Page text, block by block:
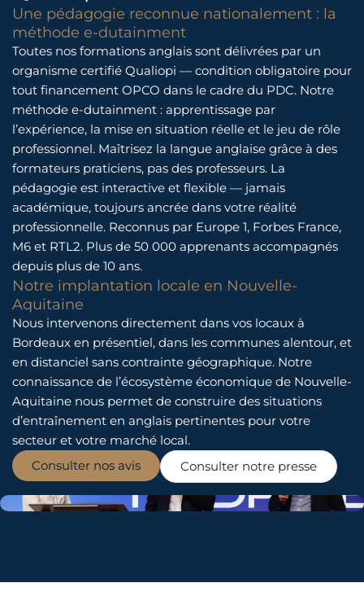
Une pédagogie reconnue nationalement : la
méthode e-dutainment
Toutes nos formations anglais sont délivrées par un
organisme certifié Qualiopi — condition obligatoire pour
tout financement OPCO dans le cadre du PDC. Notre
méthode e-dutainment : apprentissage par
l’expérience, la mise en situation réelle et le jeu de rôle
professionnel. Maîtrisez la langue anglaise grâce à des
formateurs praticiens, pas des professeurs. La
pédagogie est interactive et flexible — jamais
académique, toujours ancrée dans votre réalité
professionnelle. Reconnus par Europe 1, Forbes France,
M6 et RTL2. Plus de 50 000 apprenants accompagnés
depuis plus de 10 ans.
Notre implantation locale en Nouvelle-
Aquitaine
Nous intervenons directement dans vos locaux à
Bordeaux en présentiel, dans les communes alentour, et
en distanciel sans contrainte géographique. Notre
connaissance de l’écosystème économique de Nouvelle-
Aquitaine nous permet de construire des situations
d’entraînement en anglais pertinentes pour votre
secteur et votre marché local.
Consulter nos avis
Consulter notre presse